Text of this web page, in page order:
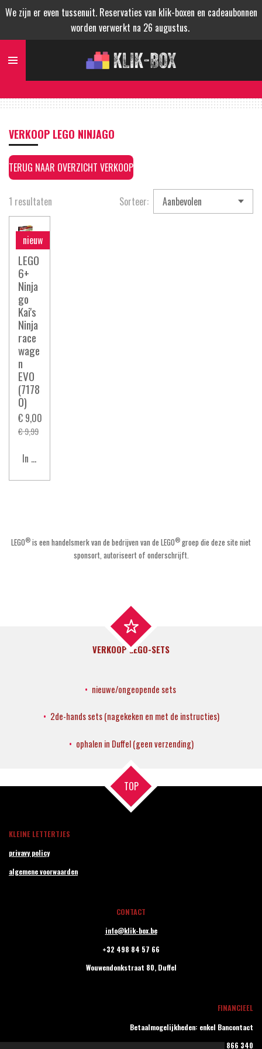
Ga
naar
de
We zijn er even tussenuit. Reservaties van klik-boxen en cadeaubonnen
worden verwerkt na 26 augustus.
VERKOOP LEGO NINJAGO
TERUG NAAR OVERZICHT VERKOOP
1 resultaten Sorteer:
nieuw
LEGO
6+
Ninja
go
Kai's
Ninja
race
wage
n
EVO
(7178
0)
€ 9,00
€ 9,99
In winkelwagen
LEGO® is een handelsmerk van de bedrijven van de LEGO® groep die deze site niet
sponsort, autoriseert of onderschrijft.
VERKOOP LEGO-SETS
nieuwe/ongeopende sets
2de-hands sets(nagekeken en met de instructies)
ophalen in Duffel (geen verzending)
TOP
KLEINE LETTERTJES
privavy policy
algemene voorwaarden
CONTACT
info@klik-box.be
+32 498 84 57 66
Wouwendonkstraat 80, Duffel
FINANCIEEL
Betaalmogelijkheden: enkel Bancontact
BTW BE0779 866 340